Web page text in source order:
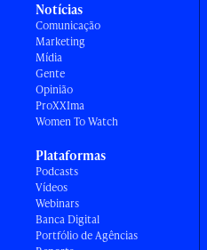
Notícias
Comunicação
Marketing
Mídia
Gente
Opinião
ProXXIma
Women To Watch
Plataformas
Podcasts
Vídeos
Webinars
Banca Digital
Portfólio de Agências